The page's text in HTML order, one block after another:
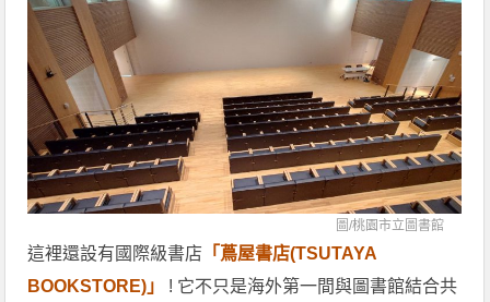
圖/桃園市立圖書館
這裡還設有國際級書店 「蔦屋書店(TSUTAYA
BOOKSTORE)」
! 它不只是海外第一間與圖書館結合共